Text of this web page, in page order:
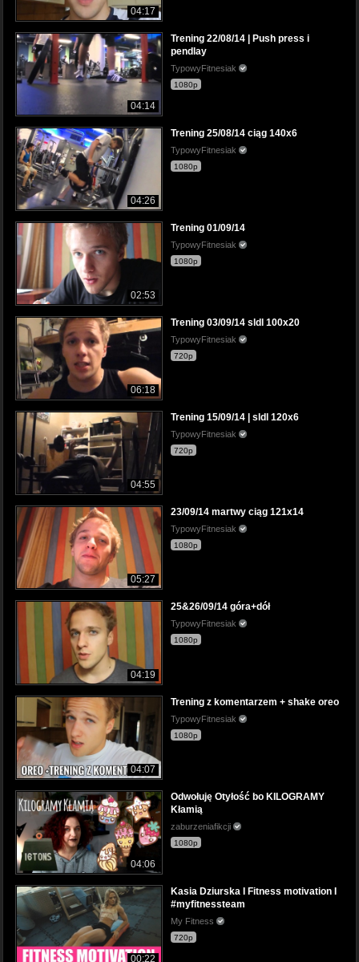
04:17
04:14
Trening 22/08/14 | Push press i
pendlay
TypowyFitnesiak
1080p
04:26
Trening 25/08/14 ciąg 140x6
TypowyFitnesiak
1080p
02:53
Trening 01/09/14
TypowyFitnesiak
1080p
06:18
Trening 03/09/14 sldl 100x20
TypowyFitnesiak
720p
04:55
Trening 15/09/14 | sldl 120x6
TypowyFitnesiak
720p
05:27
23/09/14 martwy ciąg 121x14
TypowyFitnesiak
1080p
04:19
25&26/09/14 góra+dół
TypowyFitnesiak
1080p
04:07
Trening z komentarzem + shake oreo
TypowyFitnesiak
1080p
04:06
Odwołuję Otyłość bo KILOGRAMY
Kłamią
zaburzeniafikcji
1080p
00:22
Kasia Dziurska I Fitness motivation I
#myfitnessteam
My Fitness
720p